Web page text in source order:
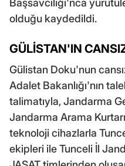
olduğu kaydedildi.
GÜLİSTAN'IN
Gülistan Doku'nun
Adalet Bakanlığı'nın
talimatıyla, Jandarma
Jandarma Arama
teknoloji cihazlarla
ekipleri ile Tunceli İl